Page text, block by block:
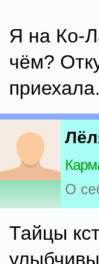
Я на Ко-
чём?
О
Тайцы